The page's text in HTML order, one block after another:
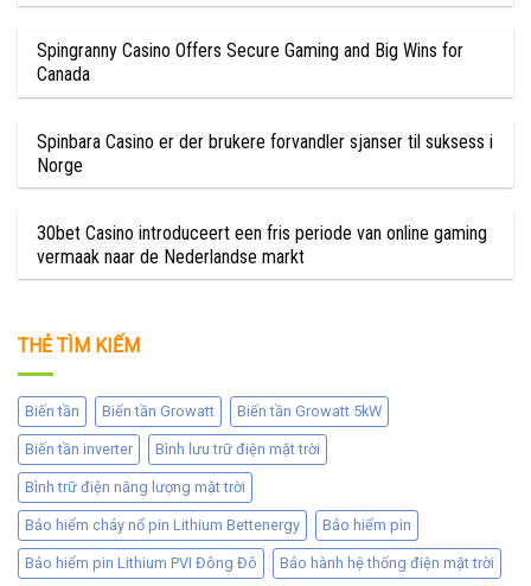
Spingranny Casino Offers Secure Gaming and Big Wins for
Canada
Spinbara Casino er der brukere forvandler sjanser til suksess i
Norge
30bet Casino introduceert een fris periode van online gaming
vermaak naar de Nederlandse markt
THẺ TÌM KIẾM
Biến tần Biến tần Growatt Biến tần Growatt 5kW
Biến tần inverter Bình lưu trữ điện mặt trời
Bình trữ điện năng lượng mặt trời
Bảo hiểm cháy nổ pin Lithium Bettenergy Bảo hiểm pin
Bảo hiểm pin Lithium PVI Đông Đô Bảo hành hệ thống điện mặt trời